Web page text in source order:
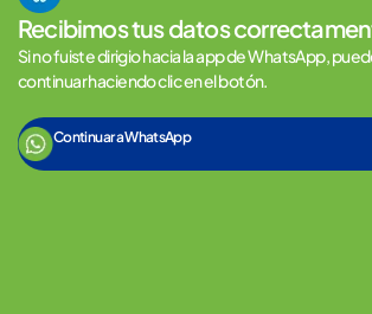
Recibimos tus datos
Si no fuiste dirigio hacia la app de WhatsApp,
continuar haciendo clic en el botón.
Continuar a WhatsApp